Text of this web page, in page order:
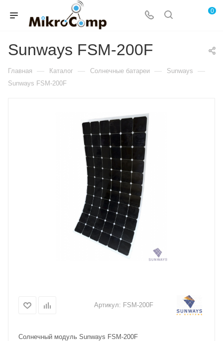
0
Sunways FSM-200F
Главная — Каталог — Солнечные батареи — Sunways —
Sunways FSM-200F
Артикул: FSM-200F
Солнечный модуль Sunways FSM-200F